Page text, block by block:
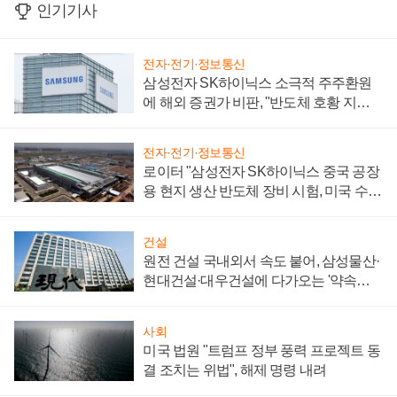
인기기사
전자·전기·정보통신
삼성전자 SK하이닉스 소극적 주주환원
에 해외 증권가 비판, "반도체 호황 지속
전자·전기·정보통신
로이터 "삼성전자 SK하이닉스 중국 공장
용 현지 생산 반도체 장비 시험, 미국 수출
건설
원전 건설 국내외서 속도 붙어, 삼성물산·
현대건설·대우건설에 다가오는 '약속의
사회
미국 법원 "트럼프 정부 풍력 프로젝트 동
결 조치는 위법", 해제 명령 내려